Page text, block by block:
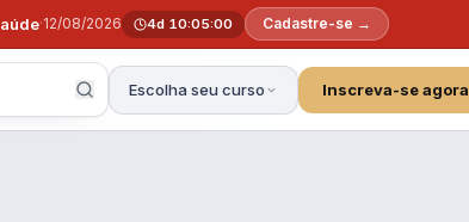
·12/08/2026 4d 10:04:58 Cadastre-se →
Escolha seu curso Inscreva-se agora